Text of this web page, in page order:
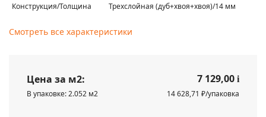
Конструкция/Толщина
Трехслойная (дуб+хвоя+хвоя)/14 мм
Смотреть все характеристики
Цена за м2: 7 129,00 i
В упаковке: 2.052 м2
14 628,71 ₽/упаковка